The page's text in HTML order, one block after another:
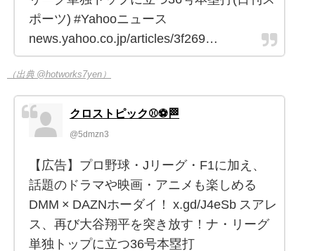
ポーツ) #Yahooニュース
news.yahoo.co.jp/articles/3f269…
（出典 @hotworks7yen）
クロストピック⚾⚽🏁
@5dmzn3
【広告】プロ野球・Jリーグ・F1に加え、
話題のドラマや映画・アニメも楽しめる
DMM × DAZNホーダイ！ x.gd/J4eSb スアレ
ス、再び大谷翔平を突き放す！ナ・リーグ
単独トップに立つ36号本塁打